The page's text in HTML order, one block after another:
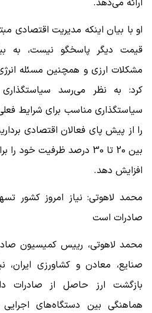
ارائه می‌دهد.
او با بیان اینکه مدیریت اقتصادی
قیمت دیگر پاسخگو نیست، به
مشکلات ارزی و همچنین مسئله
کرد: به نظر می‌رسد سیاستگذاری
سیاستگذاری مناسب برای شرایط
را از پیش پای فعالان اقتصادی
بین 20 تا 30 درصد ظرفیت
افزایش دهد.
محمد لاهوتی: نیاز امروز کشور
صادرات است
محمد لاهوتی، رییس کمیسیون
صنایع، معادن و کشاورزی ایران،
بازگشت ارز حاصل از صادرات
هماهنگی بین دستگاه‌های